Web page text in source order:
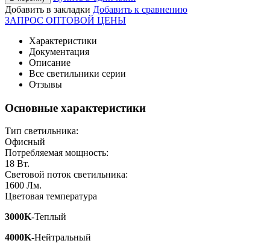
Добавить в закладки Добавить к сравнению
ЗАПРОС ОПТОВОЙ ЦЕНЫ
Характеристики
Документация
Описание
Все светильники серии
Отзывы
Основные характеристики
Тип светильника:
Офисный
Потребляемая мощность:
18 Вт.
Световой поток светильника:
1600 Лм.
Цветовая температура
3000K-Теплый
4000K-Нейтральный